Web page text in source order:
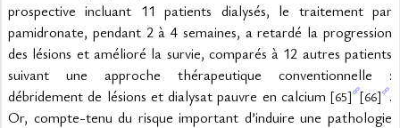
prospective incluant 11 patients dialysés, le traitement par
pamidronate, pendant 2 à 4 semaines, a retardé la progression
des lésions et amélioré la survie, comparés à 12 autres patients
suivant une approche thérapeutique conventionnelle :
débridement de lésions et dialysat pauvre en calcium [65] [66] .
Or, compte-tenu du risque important d’induire une pathologie